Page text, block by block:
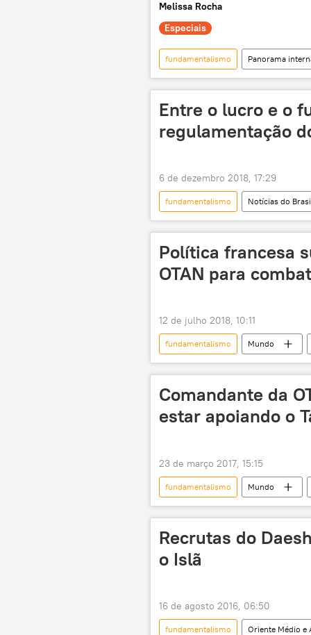
Melissa Rocha
Especiais
fundamentalismo Panorama
Ehud Barak
Oriente Médio
Tel Aviv
escalada
Américas
Entre o lucro e o
regulamentação
6 de dezembro 2018, 17:29
fundamentalismo Notícias do
cassinos
jogos de azar
Política francesa
OTAN para
12 de julho 2018, 10:11
fundamentalismo Mundo
Vladimir Putin
OTAN
Comandante da
estar apoiando o
23 de março 2017, 15:15
fundamentalismo Mundo
Osama bin Laden
John
Recrutas do
o Islã
16 de agosto 2016, 06:50
fundamentalismo Oriente Médio e